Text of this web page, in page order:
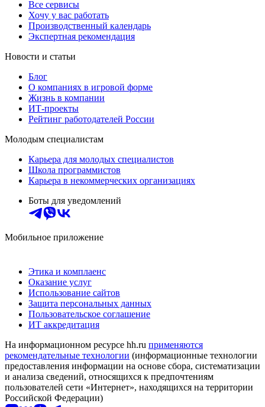
Все сервисы
Хочу у вас работать
Производственный календарь
Экспертная рекомендация
Новости и статьи
Блог
О компаниях в игровой форме
Жизнь в компании
ИТ-проекты
Рейтинг работодателей России
Молодым специалистам
Карьера для молодых специалистов
Школа программистов
Карьера в некоммерческих организациях
Боты для уведомлений
Мобильное приложение
Этика и комплаенс
Оказание услуг
Использование сайтов
Защита персональных данных
Пользовательское соглашение
ИТ аккредитация
На информационном ресурсе hh.ru применяются
рекомендательные технологии (информационные технологии
предоставления информации на основе сбора, систематизации
и анализа сведений, относящихся к предпочтениям
пользователей сети «Интернет», находящихся на территории
Российской Федерации)